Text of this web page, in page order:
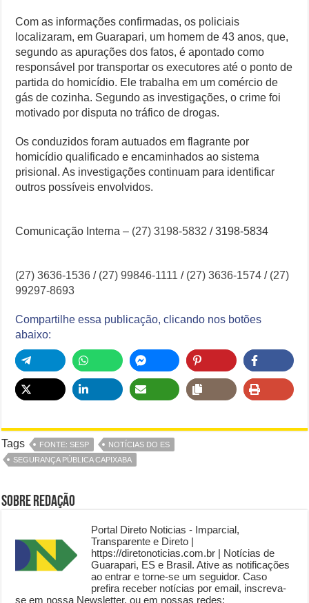
Com as informações confirmadas, os policiais
localizaram, em Guarapari, um homem de 43 anos, que,
segundo as apurações dos fatos, é apontado como
responsável por transportar os executores até o ponto de
partida do homicídio. Ele trabalha em um comércio de
gás de cozinha. Segundo as investigações, o crime foi
motivado por disputa no tráfico de drogas.
Os conduzidos foram autuados em flagrante por
homicídio qualificado e encaminhados ao sistema
prisional. As investigações continuam para identificar
outros possíveis envolvidos.
Comunicação Interna – (27) 3198-5832 / 3198-5834
(27) 3636-1536 / (27) 99846-1111 / (27) 3636-1574 / (27)
99297-8693
Compartilhe essa publicação, clicando nos botões
abaixo:
Tags FONTE: SESP
NOTÍCIAS DO ES
SEGURANÇA PÚBLICA CAPIXABA
Sobre Redação
Portal Direto Noticias - Imparcial,
Transparente e Direto |
https://diretonoticias.com.br | Notícias de
Guarapari, ES e Brasil. Ative as notificações
ao entrar e torne-se um seguidor. Caso
prefira receber notícias por email, inscreva-
se em nossa Newsletter, ou em nossas redes: